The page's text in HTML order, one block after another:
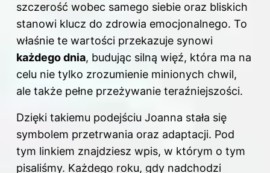
szczerość wobec samego siebie oraz bliskich
stanowi klucz do zdrowia emocjonalnego. To
właśnie te wartości przekazuje synowi
każdego dnia, budując silną więź, która ma na
celu nie tylko zrozumienie minionych chwil,
ale także pełne przeżywanie teraźniejszości.
Dzięki takiemu podejściu Joanna stała się
symbolem przetrwania oraz adaptacji. Pod
tym linkiem znajdziesz wpis, w którym o tym
pisaliśmy. Każdego roku, gdy nadchodzi